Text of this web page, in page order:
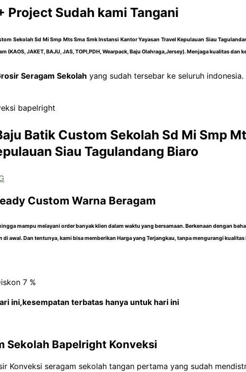
Project Sudah kami Tangani
Sekolah Sd Mi Smp Mts Sma Smk Instansi Kantor Yayasan Travel Kepulauan Siau
(KAOS, JAKET, BAJU, JAS, TOPI,PDH, Wearpack, Baju Olahraga,Jersey). Menjaga kualitas
Seragam Sekolah yang sudah tersebar ke seluruh indonesia.
Batik Custom Sekolah Sd Mi Smp
Siau Tagulandang Biaro
Custom Warna Beragam
mampu melayani order banyak klien dalam waktu yang bersamaan. Berkenaan dengan
awal. Dan tentunya, kami bisa memberikan Harga yang Terjangkau,tanpa mengurangi
7 %
ini,kesempatan terbatas hanya untuk hari ini
Sekolah Bapelright Konveksi
Konveksi seragam sekolah tangan pertama yang sudah